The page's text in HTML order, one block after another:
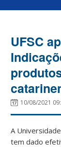
UFSC
10/08/2021
A
tem dado